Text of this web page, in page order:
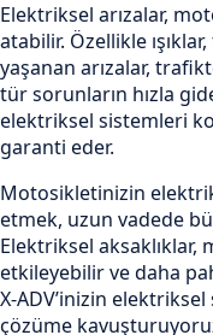
Elektriksel arızalar,
atabilir. Özellikle
yaşanan arızalar,
tür sorunların hızla
elektriksel sistemleri
garanti eder.
Motosikletinizin
etmek, uzun vadede
Elektriksel aksaklıklar,
etkileyebilir ve daha
X-ADV’inizin
çözüme